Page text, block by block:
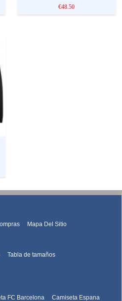
€48.50
Mapa Del Sitio
Tabla de tamaños
FC Barcelona Camiseta Espana